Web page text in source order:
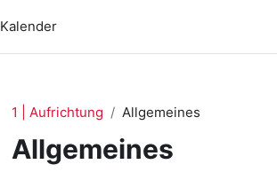
Kalender
1 | Aufrichtung Allgemeines
Allgemeines